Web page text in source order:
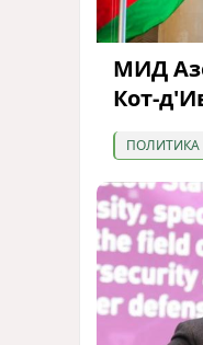
МИД
Кот-
ПОЛИТИКА